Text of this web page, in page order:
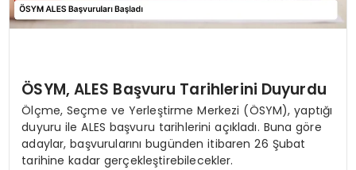
ÖSYM, ALES Başvuru Tarihlerini Duyurdu
Ölçme, Seçme ve Yerleştirme Merkezi (ÖSYM), yaptığı
duyuru ile ALES başvuru tarihlerini açıkladı. Buna göre
adaylar, başvurularını bugünden itibaren 26 Şubat
tarihine kadar gerçekleştirebilecekler.